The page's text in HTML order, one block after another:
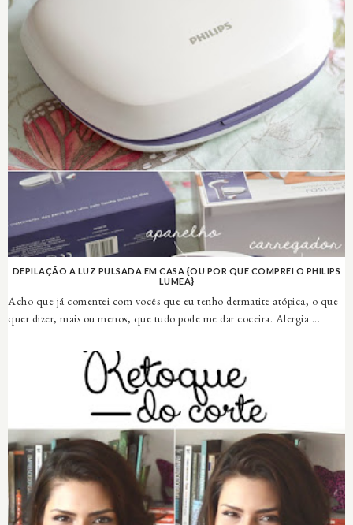
DEPILAÇÃO A LUZ PULSADA EM CASA {OU POR QUE COMPREI O PHILIPS
LUMEA}
Acho que já comentei com vocês que eu tenho dermatite atópica, o que
quer dizer, mais ou menos, que tudo pode me dar coceira. Alergia ...